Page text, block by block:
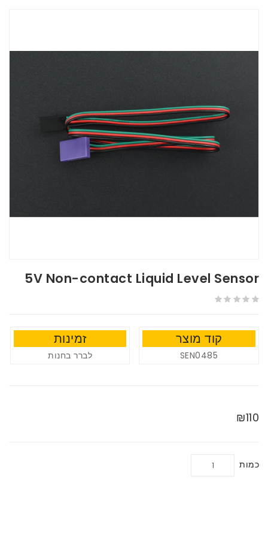
5V Non-contact Liquid Level Sensor
קוד מוצר
SEN0485
זמינות
לברר בחנות
₪110
כמות